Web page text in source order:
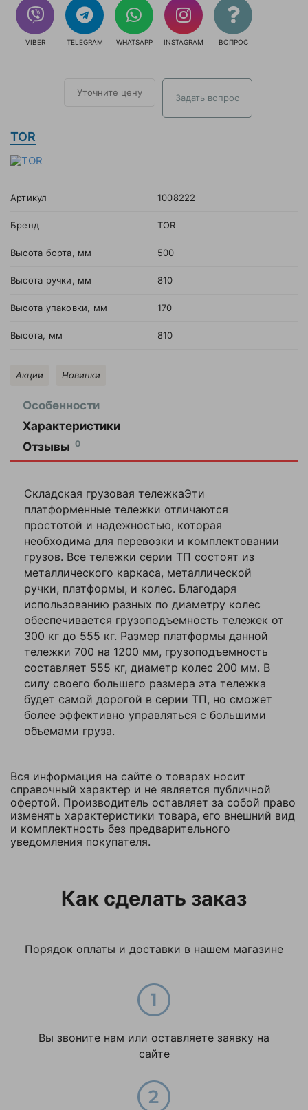
VIBER TELEGRAM WHATSAPP INSTAGRAM ВОПРОС
Уточните цену Задать вопрос
TOR
Артикул 1008222
Бренд TOR
Высота борта, мм 500
Высота ручки, мм 810
Высота упаковки, мм 170
Высота, мм 810
Акции Новинки
Особенности
Характеристики
Отзывы 0
Складская грузовая тележкаЭти
платформенные тележки отличаются
простотой и надежностью, которая
необходима для перевозки и комплектовании
грузов. Все тележки серии ТП состоят из
металлического каркаса, металлической
ручки, платформы, и колес. Благодаря
использованию разных по диаметру колес
обеспечивается грузоподъемность тележек от
300 кг до 555 кг. Размер платформы данной
тележки 700 на 1200 мм, грузоподъемность
составляет 555 кг, диаметр колес 200 мм. В
силу своего большего размера эта тележка
будет самой дорогой в серии ТП, но сможет
более эффективно управляться с большими
объемами груза.
Артикул
Высота борта, мм 500
Высота ручки, мм 810
Высота упаковки,
170
Высота, мм 810
Глубина упаковки,
1400
Грузоподъемность,
555
Диаметр задних
колес, мм
200
Диаметр передних
200
Количество колес,
шт
4
Максимальная
нагрузка на
700
Минимальная цена 425.4500
Порошковая
краска
платформы, мм
Россия
Оставить
отзыв
Ваша
оценка
Ваше
Комментарий
Я согласен с
Политикой
конфиденциальности
данного сайта
Вся информация на сайте о товарах носит
справочный характер и не является публичной
офертой. Производитель оставляет за собой право
изменять характеристики товара, его внешний вид
и комплектность без предварительного
уведомления покупателя.
Как сделать заказ
Порядок оплаты и доставки в нашем магазине
Вы звоните нам или оставляете заявку на
сайте